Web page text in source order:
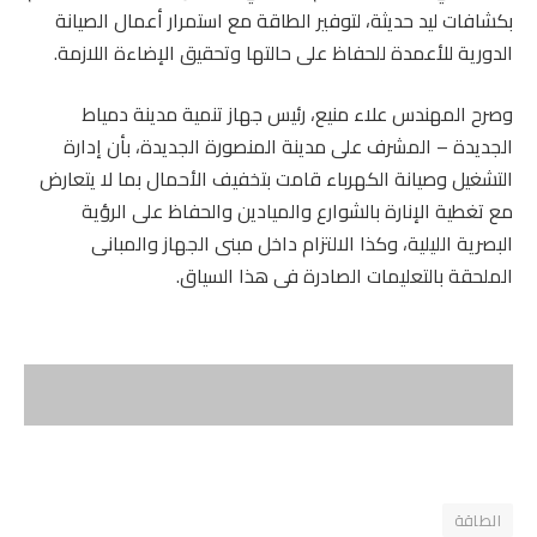
بكشافات ليد حديثة، لتوفير الطاقة مع استمرار أعمال الصيانة
الدورية للأعمدة للحفاظ على حالتها وتحقيق الإضاءة اللازمة.
وصرح المهندس علاء منيع، رئيس جهاز تنمية مدينة دمياط
الجديدة – المشرف على مدينة المنصورة الجديدة، بأن إدارة
التشغيل وصيانة الكهرباء قامت بتخفيف الأحمال بما لا يتعارض
مع تغطية الإنارة بالشوارع والميادين والحفاظ على الرؤية
البصرية الليلية، وكذا الالتزام داخل مبنى الجهاز والمبانى
الملحقة بالتعليمات الصادرة فى هذا السياق.
الطاقة